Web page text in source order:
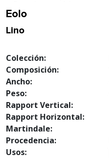
Eolo
Lino
Colección:
Composición:
Ancho:
Peso:
Rapport Vertical:
Rapport Horizontal:
Martindale:
Procedencia:
Usos: